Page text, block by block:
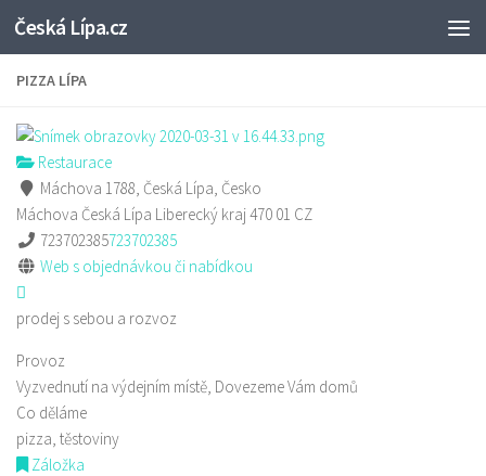
Skip to content
Česká Lípa.cz
PIZZA LÍPA
Restaurace
Máchova 1788, Česká Lípa, Česko
Máchova Česká Lípa Liberecký kraj470 01 CZ
723702385723702385
Web s objednávkou či nabídkou
prodej s sebou a rozvoz
Provoz
Vyzvednutí na výdejním místě, Dovezeme Vám domů
Co děláme
pizza, těstoviny
Záložka